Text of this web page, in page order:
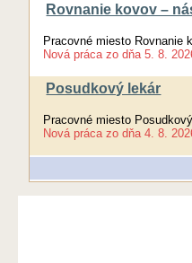
Rovnanie kovov –
Pracovné miesto Rovnanie
Nová práca zo dňa 5. 8.
Posudkový lekár
Pracovné miesto
Nová práca zo dňa 4. 8.